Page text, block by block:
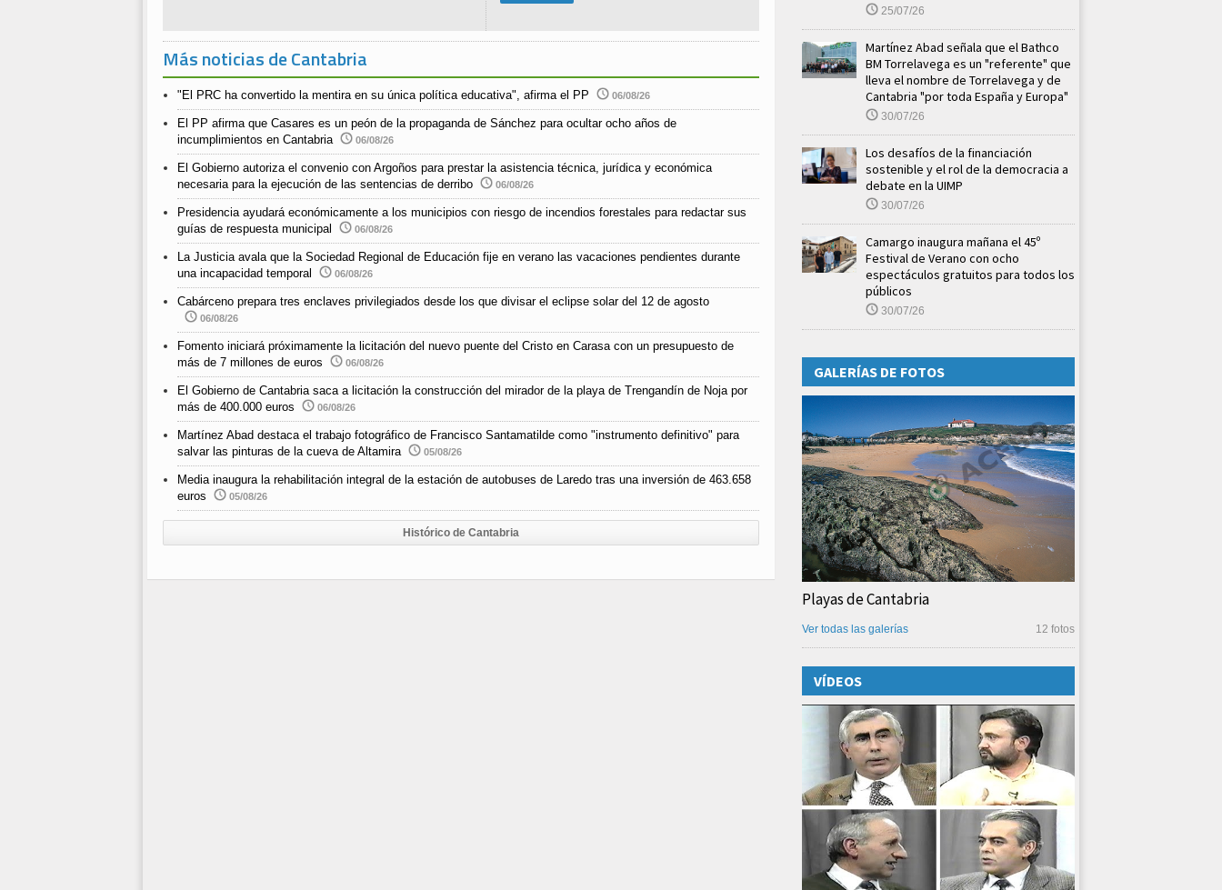
Más noticias de Cantabria
"El PRC ha convertido la mentira en su única política educativa", afirma el PP 06/08/26
El PP afirma que Casares es un peón de la propaganda de Sánchez para ocultar ocho años de
incumplimientos en Cantabria
06/08/26
El Gobierno autoriza el convenio con Argoños para prestar la asistencia técnica, jurídica y económica
necesaria para la ejecución de las sentencias de derribo
06/08/26
Presidencia ayudará económicamente a los municipios con riesgo de incendios forestales para redactar sus
guías de respuesta municipal
06/08/26
La Justicia avala que la Sociedad Regional de Educación fije en verano las vacaciones pendientes durante
una incapacidad temporal
06/08/26
Cabárceno prepara tres enclaves privilegiados desde los que divisar el eclipse solar del 12 de agosto
06/08/26
Fomento iniciará próximamente la licitación del nuevo puente del Cristo en Carasa con un presupuesto de
más de 7 millones de euros
06/08/26
El Gobierno de Cantabria saca a licitación la construcción del mirador de la playa de Trengandín de Noja por
más de 400.000 euros
06/08/26
Martínez Abad destaca el trabajo fotográfico de Francisco Santamatilde como "instrumento definitivo" para
salvar las pinturas de la cueva de Altamira
05/08/26
Media inaugura la rehabilitación integral de la estación de autobuses de Laredo tras una inversión de 463.658
euros
05/08/26
Histórico de Cantabria
25/07/26
Martínez Abad señala que el Bathco
BM Torrelavega es un "referente" que
lleva el nombre de Torrelavega y de
Cantabria "por toda España y Europa"
30/07/26
Los desafíos de la financiación
sostenible y el rol de la democracia a
debate en la UIMP
30/07/26
Camargo inaugura mañana el 45º
Festival de Verano con ocho
espectáculos gratuitos para todos los
públicos
30/07/26
GALERÍAS DE FOTOS
Playas de Cantabria
12 fotos
Ver todas las galerías
VÍDEOS